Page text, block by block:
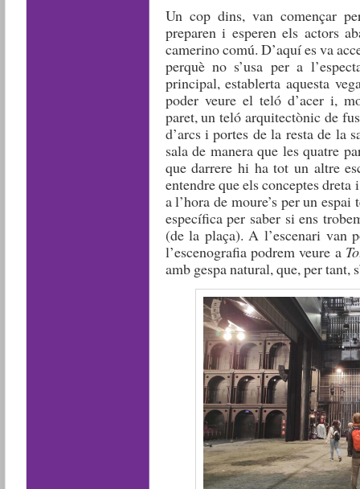
Un cop dins, van començar
preparen i esperen els actors
camerino comú. D’aquí es va
perquè no s’usa per a
principal, establerta aquesta
poder veure el teló d’acer i,
paret, un teló arquitectònic de
d’arcs i portes de la resta de la
sala de manera que les quatre
que darrere hi ha tot un altre
entendre que els conceptes
a l’hora de moure’s per un
específica per saber si ens
(de la plaça). A l’escenari van
l’escenografia podrem veure a
amb gespa natural, que, per tant,